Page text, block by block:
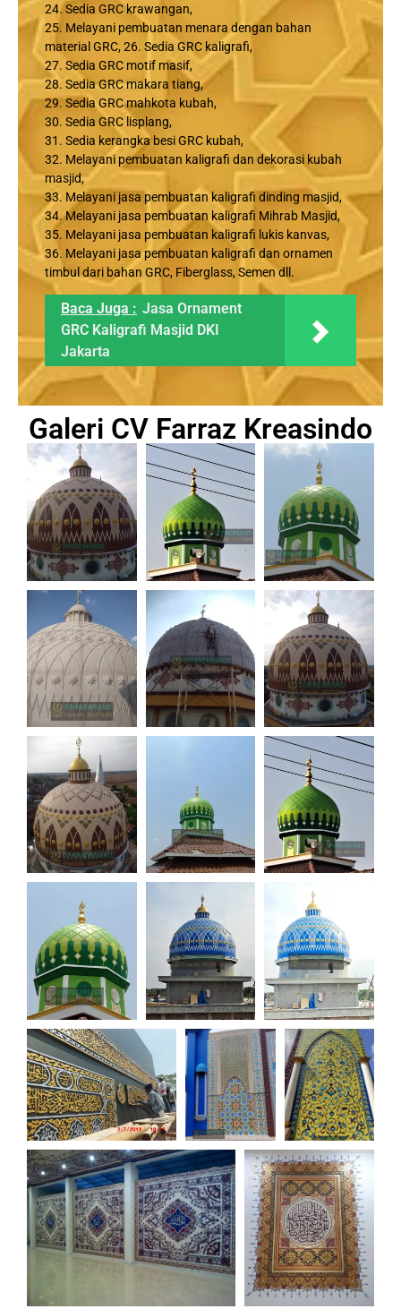
24. Sedia GRC krawangan,
25. Melayani pembuatan menara dengan bahan
material GRC, 26. Sedia GRC kaligrafi,
27. Sedia GRC motif masif,
28. Sedia GRC makara tiang,
29. Sedia GRC mahkota kubah,
30. Sedia GRC lisplang,
31. Sedia kerangka besi GRC kubah,
32. Melayani pembuatan kaligrafi dan dekorasi kubah
masjid,
33. Melayani jasa pembuatan kaligrafi dinding masjid,
34. Melayani jasa pembuatan kaligrafi Mihrab Masjid,
35. Melayani jasa pembuatan kaligrafi lukis kanvas,
36. Melayani jasa pembuatan kaligrafi dan ornamen
timbul dari bahan GRC, Fiberglass, Semen dll.
Baca Juga : Jasa Ornament
GRC Kaligrafi Masjid DKI
Jakarta
Galeri CV Farraz Kreasindo